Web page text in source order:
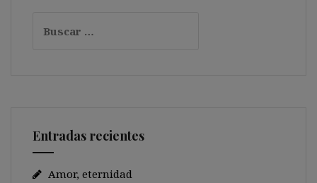
Entradas recientes
Amor, eternidad